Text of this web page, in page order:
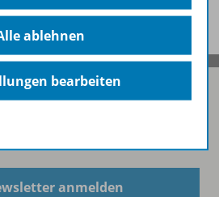
anmelden
ablehnen
bearbeiten